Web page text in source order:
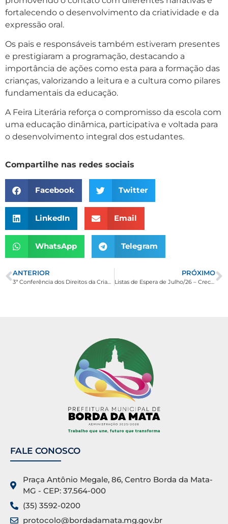
fortalecendo o desenvolvimento da criatividade e da
expressão oral.
Os pais e responsáveis também estiveram presentes
e prestigiaram a programação, destacando a
importância de ações como esta para a formação das
crianças, valorizando a leitura e a cultura como pilares
fundamentais da educação.
A Feira Literária reforça o compromisso da escola com
uma educação dinâmica, participativa e voltada para
o desenvolvimento integral dos estudantes.
Compartilhe nas redes sociais
Facebook Twitter
LinkedIn Email
WhatsApp Telegram
ANTERIOR PRÓXIMO
Listas de Espera de Julho/26 – Creche e CEMEIs
FALE CONOSCO
Praça Antônio Megale, 86, Centro Borda da Mata-
MG - CEP: 37.564-000
(35) 3592-0200
protocolo@bordadamata.mg.gov.br